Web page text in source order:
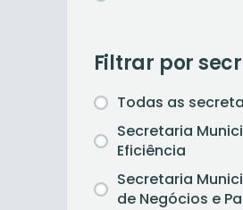
Filtrar por
Todas as
Secretaria
Eficiência
Secretaria
de Negócios e